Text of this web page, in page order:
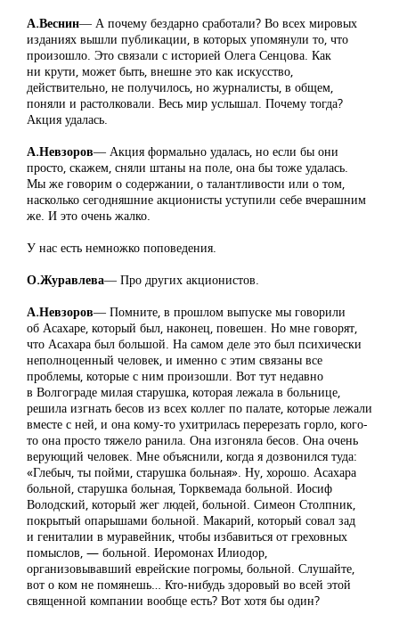
А.Веснин― А почему бездарно сработали? Во всех мировых
изданиях вышли публикации, в которых упомянули то, что
произошло. Это связали с историей Олега Сенцова. Как
ни крути, может быть, внешне это как искусство,
действительно, не получилось, но журналисты, в общем,
поняли и растолковали. Весь мир услышал. Почему тогда?
Акция удалась.
А.Невзоров― Акция формально удалась, но если бы они
просто, скажем, сняли штаны на поле, она бы тоже удалась.
Мы же говорим о содержании, о талантливости или о том,
насколько сегодняшние акционисты уступили себе вчерашним
же. И это очень жалко.
У нас есть немножко поповедения.
О.Журавлева― Про других акционистов.
А.Невзоров― Помните, в прошлом выпуске мы говорили
об Асахаре, который был, наконец, повешен. Но мне говорят,
что Асахара был большой. На самом деле это был психически
неполноценный человек, и именно с этим связаны все
проблемы, которые с ним произошли. Вот тут недавно
в Волгограде милая старушка, которая лежала в больнице,
решила изгнать бесов из всех коллег по палате, которые лежали
вместе с ней, и она кому-то ухитрилась перерезать горло, кого-
то она просто тяжело ранила. Она изгоняла бесов. Она очень
верующий человек. Мне объяснили, когда я дозвонился туда:
«Глебыч, ты пойми, старушка больная». Ну, хорошо. Асахара
больной, старушка больная, Торквемада больной. Иосиф
Володский, который жег людей, больной. Симеон Столпник,
покрытый опарышами больной. Макарий, который совал зад
и гениталии в муравейник, чтобы избавиться от греховных
помыслов, — больной. Иеромонах Илиодор,
организовывавший еврейские погромы, больной. Слушайте,
вот о ком не помянешь… Кто-нибудь здоровый во всей этой
священной компании вообще есть? Вот хотя бы один?